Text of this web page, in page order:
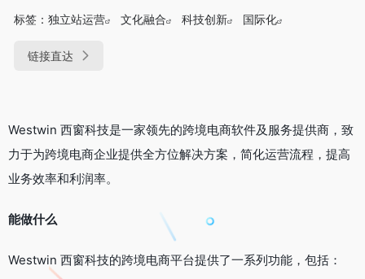
标签： 独立站运营 文化融合 科技创新 国际化
链接直达
Westwin 西窗科技是一家领先的跨境电商软件及服务提供商，致
力于为跨境电商企业提供全方位解决方案，简化运营流程，提高
业务效率和利润率。
能做什么
Westwin 西窗科技的跨境电商平台提供了一系列功能，包括：